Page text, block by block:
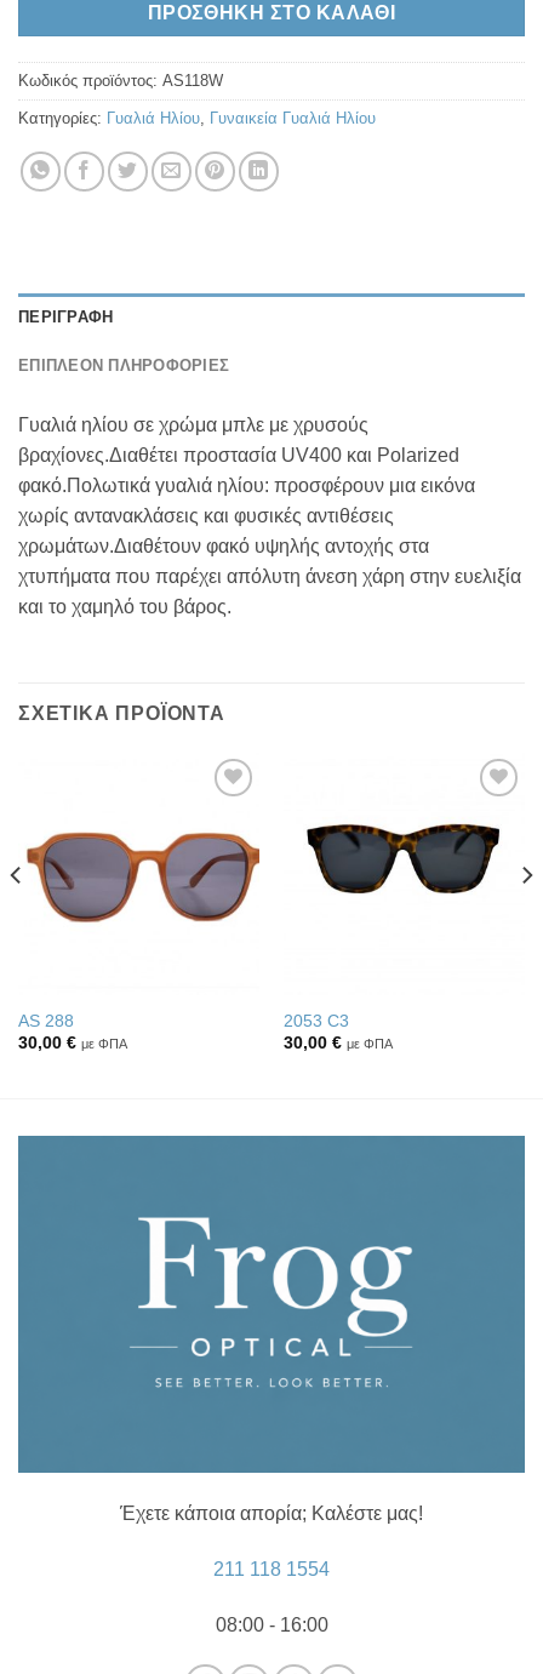
ΠΡΟΣΘΉΚΗ ΣΤΟ ΚΑΛΆΘΙ
Κωδικός προϊόντος: AS118W
Κατηγορίες: Γυαλιά Ηλίου Γυναικεία Γυαλιά Ηλίου
ΠΕΡΙΓΡΑΦΉ
ΕΠΙΠΛΈΟΝ ΠΛΗΡΟΦΟΡΊΕΣ
Γυαλιά ηλίου σε χρώμα μπλε με χρυσούς
βραχίονες.Διαθέτει προστασία UV400 και Polarized
φακό.Πολωτικά γυαλιά ηλίου: προσφέρουν μια εικόνα
χωρίς αντανακλάσεις και φυσικές αντιθέσεις
χρωμάτων.Διαθέτουν φακό υψηλής αντοχής στα
χτυπήματα που παρέχει απόλυτη άνεση χάρη στην ευελιξία
και το χαμηλό του βάρος.
ΣΧΕΤΙΚΆ ΠΡΟΪΌΝΤΑ
στην λίστα
επιθυμιών
AS 288
30,00 € με ΦΠΑ
στην λίστα
επιθυμιών
2053 C3
30,00 € με ΦΠΑ
Έχετε κάποια απορία; Καλέστε μας!
211 118 1554
08:00 - 16:00